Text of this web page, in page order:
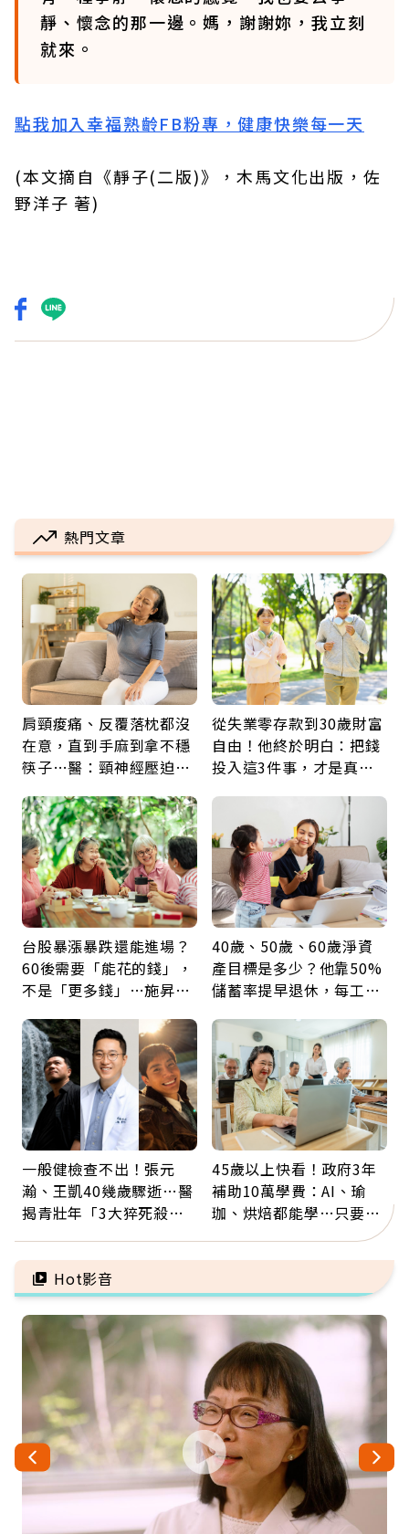
靜、懷念的那一邊。媽，謝謝妳，我立刻
就來。
點我加入幸福熟齡FB粉專，健康快樂每一天
(本文摘自《靜子(二版)》，木馬文化出版，佐
野洋子 著)
熱門文章
肩頸痠痛、反覆落枕都沒
在意，直到手麻到拿不穩
筷子…醫：頸神經壓迫上
鍵
從失業零存款到30歲財富
自由！他終於明白：把錢
投入這3件事，才是真正
台股暴漲暴跌還能進場？
60後需要「能花的錢」，
不是「更多錢」…施昇
票
40歲、50歲、60歲淨資
產目標是多少？他靠50%
儲蓄率提早退休，每工作
一般健檢查不出！張元
瀚、王凱40幾歲驟逝…醫
揭青壯年「3大猝死殺
雷
45歲以上快看！政府3年
補助10萬學費：AI、瑜
珈、烘焙都能學…只要願
Hot影音